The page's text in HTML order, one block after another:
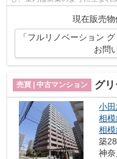
現在販売物
「フルリノベーション
お問
売買 | 中古マンション グリー
小
相
相
築
神